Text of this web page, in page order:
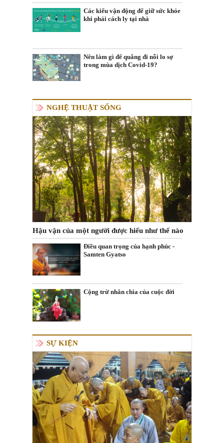
Các kiểu vận động để giữ sức khỏe
khi phải cách ly tại nhà
Nên làm gì để quẳng đi nỗi lo sợ
trong mùa dịch Covid-19?
NGHỆ THUẬT SỐNG
Hậu vận của một người được hiểu như thế nào
Điều quan trọng của hạnh phúc -
Samten Gyatso
Cộng trừ nhân chia của cuộc đời
SỰ KIỆN